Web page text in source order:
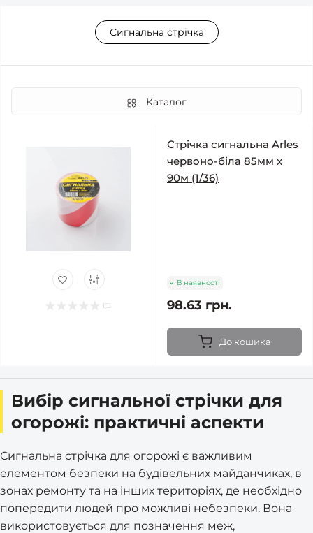
Сигнальна стрічка
Каталог
Стрічка сигнальна Arles
червоно-біла 85мм х
90м (1/36)
В наявності
98.63 грн.
До кошика
Вибір сигнальної стрічки для
огорожі: практичні аспекти
Сигнальна стрічка для огорожі є важливим
елементом безпеки на будівельних майданчиках, в
зонах ремонту та на інших територіях, де необхідно
попередити людей про можливі небезпеки. Вона
використовується для позначення меж,